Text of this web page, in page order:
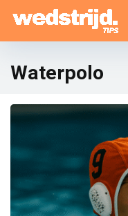
Waterpolo